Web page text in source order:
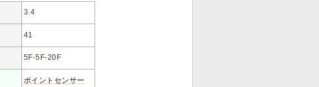
3.4
41
5F-5F-20F
ポイントセンサー